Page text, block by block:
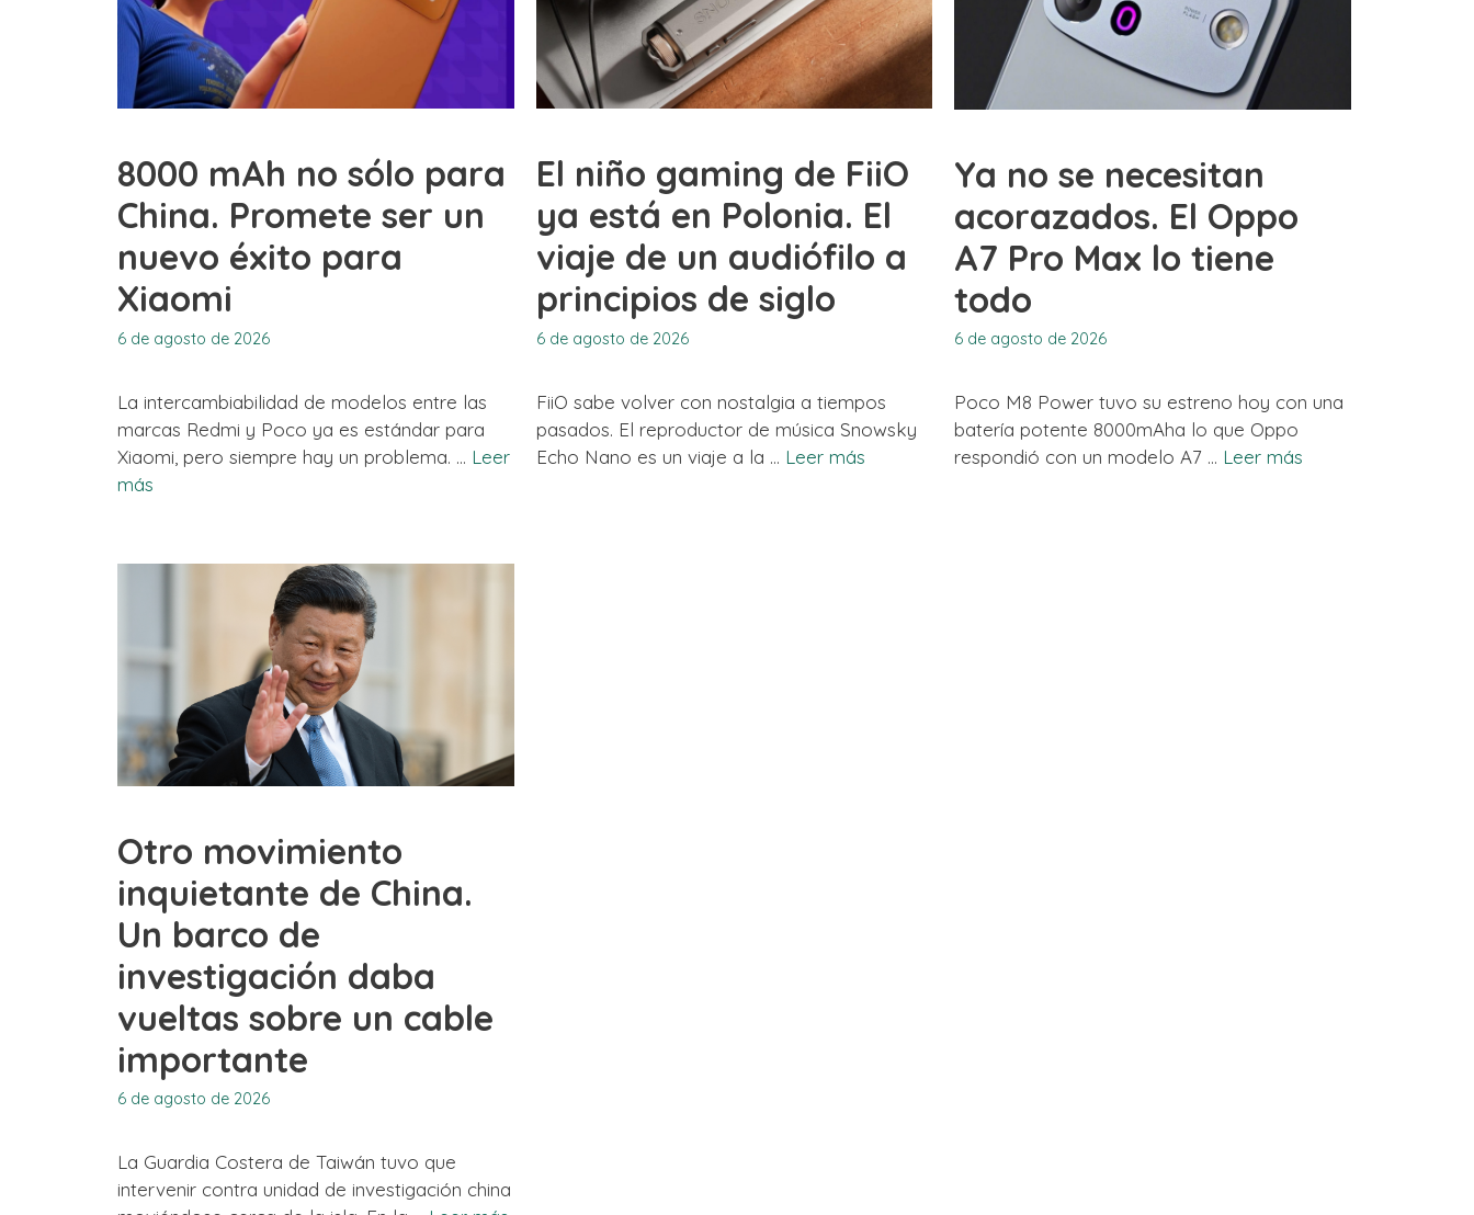
8000 mAh no sólo para
China. Promete ser un
nuevo éxito para
Xiaomi
6 de agosto de 2026
La intercambiabilidad de modelos entre las
marcas Redmi y Poco ya es estándar para
Xiaomi, pero siempre hay un problema. … Leer
más
El niño gaming de FiiO
ya está en Polonia. El
viaje de un audiófilo a
principios de siglo
6 de agosto de 2026
FiiO sabe volver con nostalgia a tiempos
pasados. El reproductor de música Snowsky
Echo Nano es un viaje a la … Leer más
Ya no se necesitan
acorazados. El Oppo
A7 Pro Max lo tiene
todo
6 de agosto de 2026
Poco M8 Power tuvo su estreno hoy con una
batería potente 8000mAha lo que Oppo
respondió con un modelo A7 … Leer más
Otro movimiento
inquietante de China.
Un barco de
investigación daba
vueltas sobre un cable
importante
6 de agosto de 2026
La Guardia Costera de Taiwán tuvo que
intervenir contra unidad de investigación china